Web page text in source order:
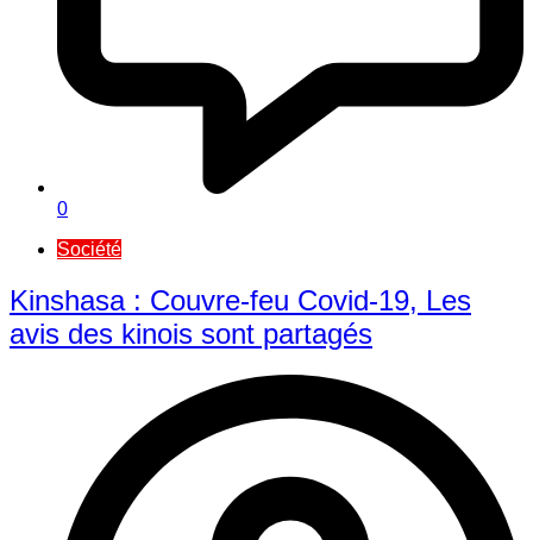
0
Société
Kinshasa : Couvre-feu Covid-19, Les
avis des kinois sont partagés